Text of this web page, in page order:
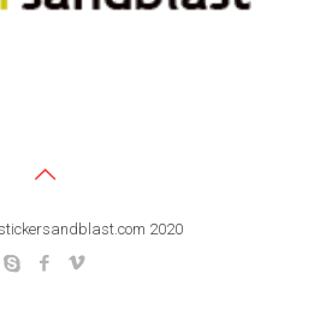
2020